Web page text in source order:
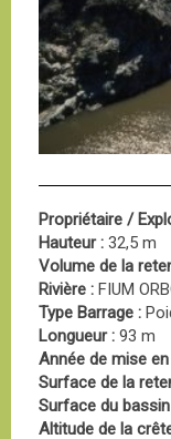
Propriétaire /
Hauteur : 32,5 m
Volume de la
Rivière : FIUM
Type Barrage :
Longueur : 93 m
Année de mise
Surface de la
Surface du
Altitude de la